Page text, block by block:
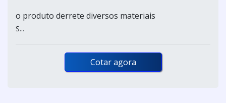
o produto derrete diversos materiais
S...
Cotar agora